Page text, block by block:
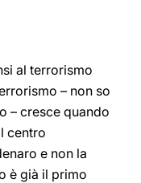
al terrorismo
– non so
– cresce quando
centro
e non la
è già il primo